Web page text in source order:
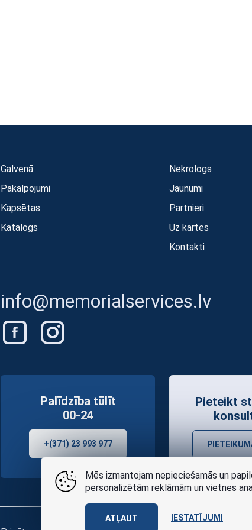
Galvenā
Pakalpojumi
Kapsētas
Katalogs
Nekrologs
Jaunumi
Partnieri
Uz kartes
Kontakti
info@memorialservices.lv
Palīdzība tūlīt
00-24
+(371) 23 993 977
Pieteikt
Mēs izmantojam nepieciešamās un
personalizētām reklāmām un vietnes
ATĻAUT IESTATĪJUMI